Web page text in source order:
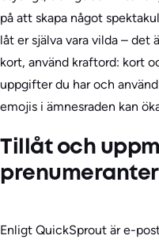
på att skapa något
låt er själva vara vilda –
kort, använd kraftord: kort
uppgifter du har och
emojis i ämnesraden kan
Tillåt och
Enligt QuickSprout är e-